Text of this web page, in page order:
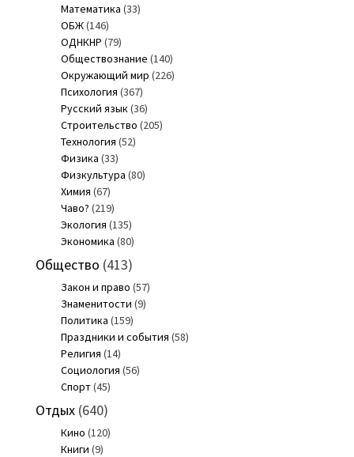
Математика (33)
ОБЖ(146)
ОДНКНР (79)
Обществознание (140)
Окружающий мир (226)
Психология (367)
Русский язык(36)
Строительство (205)
Технология (52)
Физика (33)
Физкультура (80)
Химия (67)
Чаво? (219)
Экология (135)
Экономика (80)
Общество (413)
Закон и право (57)
Знаменитости (9)
Политика (159)
Праздники и события (58)
Религия (14)
Социология (56)
Спорт(45)
Отдых(640)
Кино (120)
Книги (9)